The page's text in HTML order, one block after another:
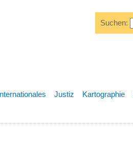
Suchen:
Justiz Kartographie